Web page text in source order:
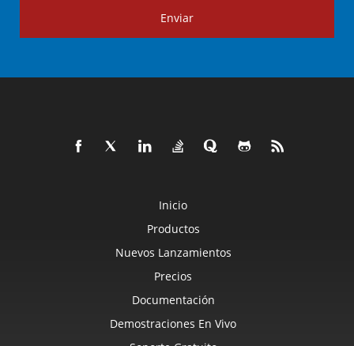
Enviar
Inicio
Productos
Nuevos Lanzamientos
Precios
Documentación
Demostraciones En Vivo